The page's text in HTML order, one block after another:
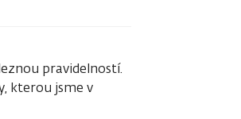
pravidelností.
kterou jsme v